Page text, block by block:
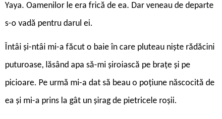
Yaya. Oamenilor le era frică de ea. Dar veneau de departe
s-o vadă pentru darul ei.
Întâi și-ntâi mi-a făcut o baie în care pluteau niște rădăcini
puturoase, lăsând apa să-mi șiroiască pe brațe și pe
picioare. Pe urmă mi-a dat să beau o poțiune născocită de
ea și mi-a prins la gât un șirag de pietricele roșii.